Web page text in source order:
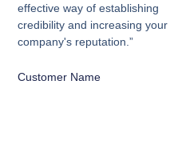
effective way of establishing
credibility and increasing your
company's reputation.”
Customer Name